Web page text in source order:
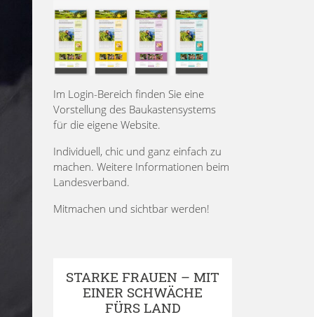
Im Login-Bereich finden Sie eine
Vorstellung des Baukastensystems
für die eigene Website.
Individuell, chic und ganz einfach zu
machen. Weitere Informationen beim
Landesverband.
Mitmachen und sichtbar werden!
STARKE FRAUEN – MIT
EINER SCHWÄCHE
FÜRS LAND